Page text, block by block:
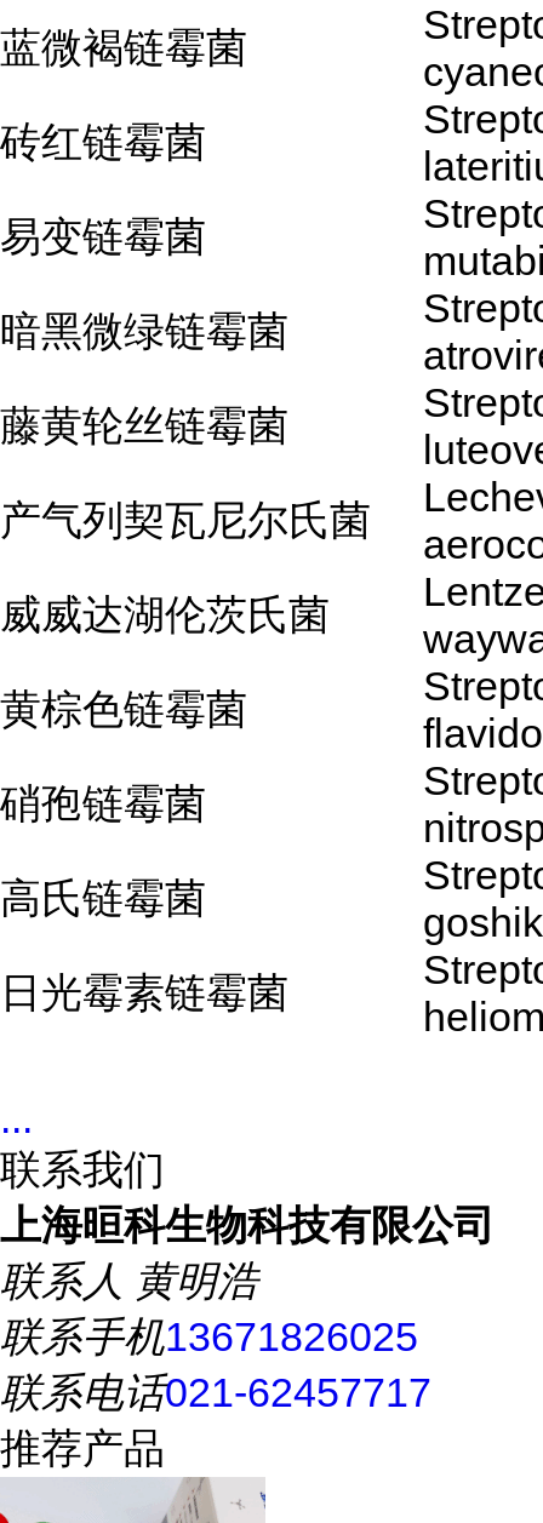
蓝微褐链霉菌
砖红链霉菌
易变链霉菌
暗黑微绿链霉菌
藤黄轮丝链霉菌
产气列契瓦尼尔氏菌
威威达湖伦茨氏菌
黄棕色链霉菌
硝孢链霉菌
高氏链霉菌
日光霉素链霉菌
...
联系我们
上海晅科生物科技有限公司
联系人 黄明浩
联系手机13671826025
联系电话021-62457717
推荐产品